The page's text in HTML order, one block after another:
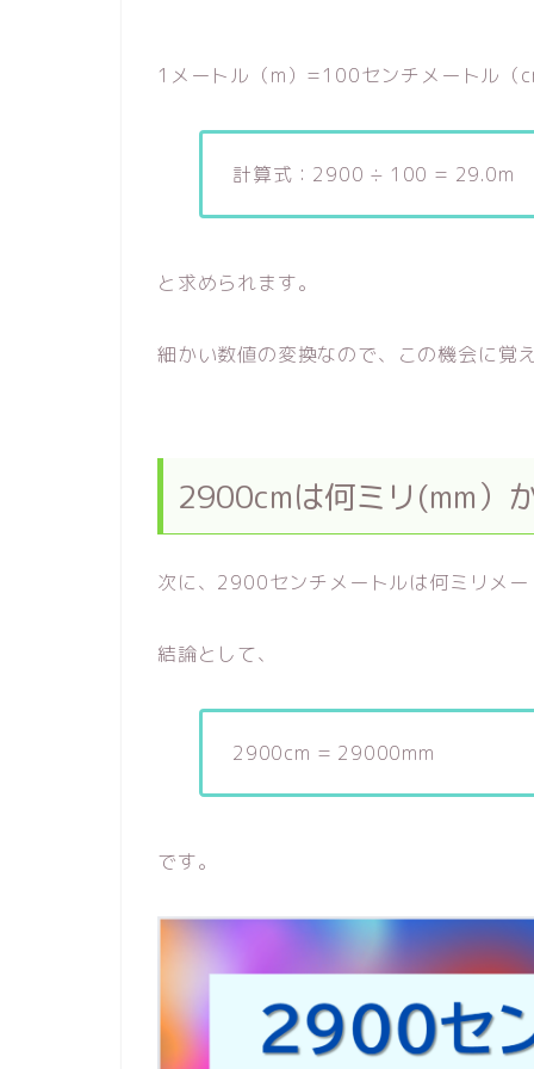
1メートル（m）=100センチメートル（
計算式：2900 ÷ 100 = 29.0m
と求められます。
細かい数値の変換なので、この機会に覚
2900cmは何ミリ(mm）
次に、2900センチメートルは何ミリメ
結論として、
2900cm = 29000mm
です。